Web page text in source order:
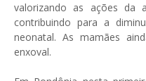
valorizando as ações da
contribuindo para a
neonatal. As mamães
enxoval.